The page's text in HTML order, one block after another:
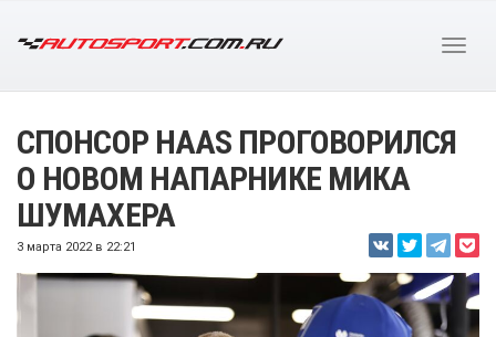
СПОНСОР HAAS ПРОГОВОРИЛСЯ
О НОВОМ НАПАРНИКЕ МИКА
ШУМАХЕРА
3 марта 2022 в 22:21